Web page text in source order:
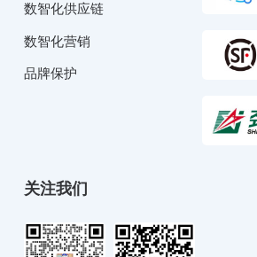
数智化供应链
数智化营销
品牌保护
关注我们